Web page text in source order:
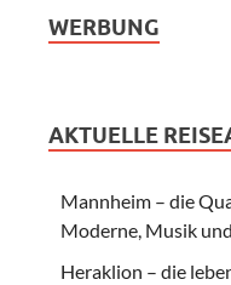
WERBUNG
AKTUELLE
Mannheim – die
Moderne, Musik
Heraklion – die